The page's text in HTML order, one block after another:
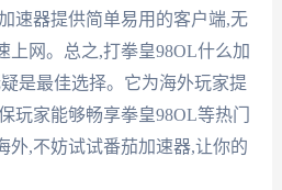
速器提供简单易用的客户端,无
上网。总之,打拳皇98OL什么加
是最佳选择。它为海外玩家提
玩家能够畅享拳皇98OL等热门
外,不妨试试番茄加速器,让你的